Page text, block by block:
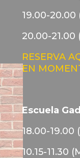
19.00-20.00
20.00-21.00
RESERVA
EN
Escuela
18.00-19.00
10.15-11.30